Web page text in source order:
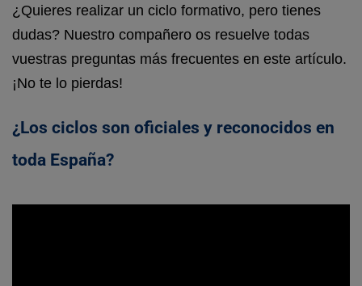
¿Quieres realizar un ciclo formativo, pero tienes
dudas? Nuestro compañero os resuelve todas
vuestras preguntas más frecuentes en este artículo.
¡No te lo pierdas!
¿Los ciclos son oficiales y reconocidos en
toda España?